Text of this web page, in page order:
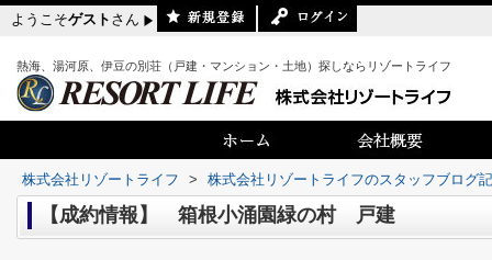
ようこそゲスト さん
熱海、湯河原、伊豆の別荘（戸建・マンション・土地）探しならリゾートライフ
株式会社リゾートライフ > 株式会社リゾートライフのスタッフブログ
【成約情報】 箱根小涌園緑の村 戸建